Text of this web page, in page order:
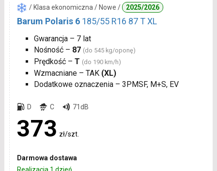
/ Klasa ekonomiczna / Nowe / 2025/2026
Barum Polaris 6 185/55 R16 87 T XL
Gwarancja – 7 lat
Nośność – 87 (do 545 kg/oponę)
Prędkość – T (do 190 km/h)
Wzmacniane – TAK (XL)
Dodatkowe oznaczenia – 3PMSF, M+S, EV
D C 71dB
373 zł/szt.
Darmowa dostawa